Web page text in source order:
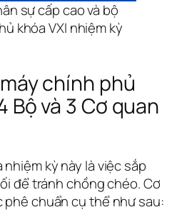
sự cấp cao và bộ
khóa VXI nhiệm kỳ
chính phủ
Bộ và 3 Cơ quan
kỳ này là việc sắp
để tránh chồng chéo. Cơ
chuẩn cụ thể như sau: